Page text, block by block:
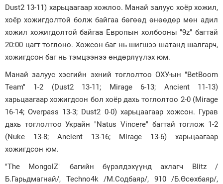
Dust2 13-11) харьцаагаар хожлоо. Манай залуус хоёр хожил,
хоёр хожигдолтой болж байгаа бөгөөд өнөөдөр мөн адил
хожил хожигдолтой байгаа Европын холбооны "9z" багтай
20:00 цагт тоглоно. Хожсон баг нь шигшээ шатанд шалгарч,
хожигдсон баг нь тэмцээнээ өндөрлүүлэх юм.
Манай залуус хэсгийн эхний тоглолтоо ОХУ-ын "BetBoom
Team" 1-2 (Dust2 13-11; Mirage 6-13; Ancient 11-13)
харьцаагаар хожигдсон бол хоёр дахь тоглолтоо 2-0 (Mirage
16-14; Overpass 13-3; Dust2 0-0) харьцаагаар хожсон. Гурав
дахь тоглолтоо Украйн "Natus Vincere" багтай тоглож 1-2
(Nuke 13-8; Ancient 13-16; Mirage 13-6) харьцаагаар
хожигдсон юм.
"The MongolZ" багийн бүрэлдэхүүнд ахлагч Blitz /
Б.Гарьдмагнай/, Techno4k /М.Содбаяр/, 910 /Б.Өсөхбаяр/,